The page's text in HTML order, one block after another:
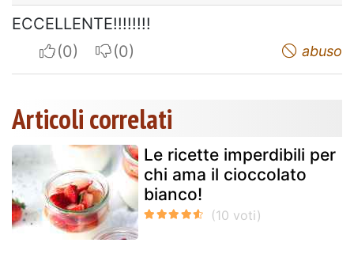
ECCELLENTE!!!!!!!!
I apreciateI do not appreciate abuso
Articoli correlati
Le ricette imperdibili per
chi ama il cioccolato
bianco!